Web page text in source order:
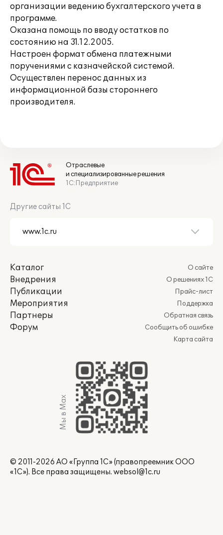
организации ведению бухгалтерского учета в
программе.
Оказана помощь по вводу остатков по
состоянию на 31.12.2005.
Настроен формат обмена платежными
поручениями с казначейской системой.
Осуществлен перенос данных из
информационной базы стороннего
производителя.
Отраслевые
и специализированные решения
1С:Предприятие
Другие сайты 1С
Каталог
Внедрения
Публикации
Мероприятия
Партнеры
Форум
О сайте
О решениях 1С
Прайс-лист
Поддержка
Обратная связь
Сообщить об ошибке
Карта сайта
Мы в Max
© 2011-2026 АО «Группа 1С» (правопреемник ООО
«1С»). Все права защищены. websol@1c.ru